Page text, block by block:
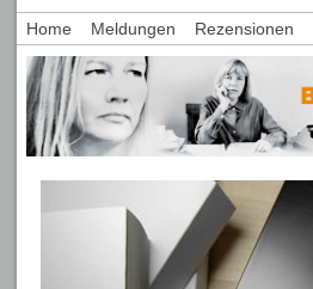
Home Meldungen Rezensionen